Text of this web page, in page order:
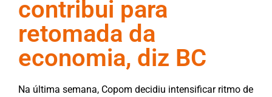
contribui para
retomada da
economia, diz BC
Na última semana, Copom decidiu intensificar ritmo de